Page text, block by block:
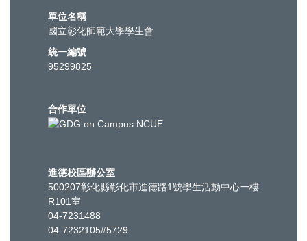
單位名稱
國立彰化師範大學學生會
統一編號
95299825
合作單位
進德校區辦公室
500207彰化縣彰化市進德路1號學生活動中心一樓
R101室
04-7231488
04-7232105#5729